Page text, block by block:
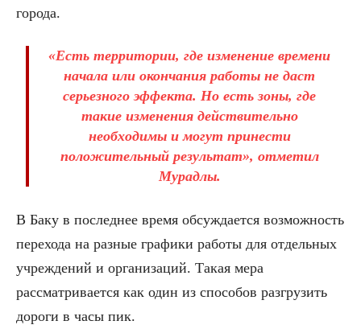
города.
«Есть территории, где изменение времени
начала или окончания работы не даст
серьезного эффекта. Но есть зоны, где
такие изменения действительно
необходимы и могут принести
положительный результат», отметил
Мурадлы.
В Баку в последнее время обсуждается возможность
перехода на разные графики работы для отдельных
учреждений и организаций. Такая мера
рассматривается как один из способов разгрузить
дороги в часы пик.